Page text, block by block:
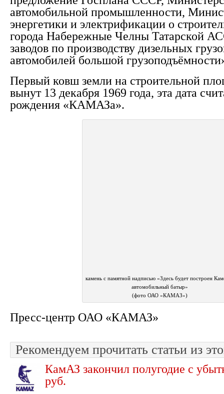
автомобильной промышленности,
энергетики и электрификации о
города Набережные Челны Татарской
заводов по производству дизельных
автомобилей большой
Первый ковш земли на строительной
вынут 13 декабря 1969 года, эта дата
рождения «КАМАЗа».
камень с памятной надписью «Здесь будет построен
автомобильный батыр»
(фото ОАО «КАМАЗ»)
Пресс-центр ОАО «КАМАЗ»
Рекомендуем прочитать статьи из
КамАЗ закончил полугодие с
руб.